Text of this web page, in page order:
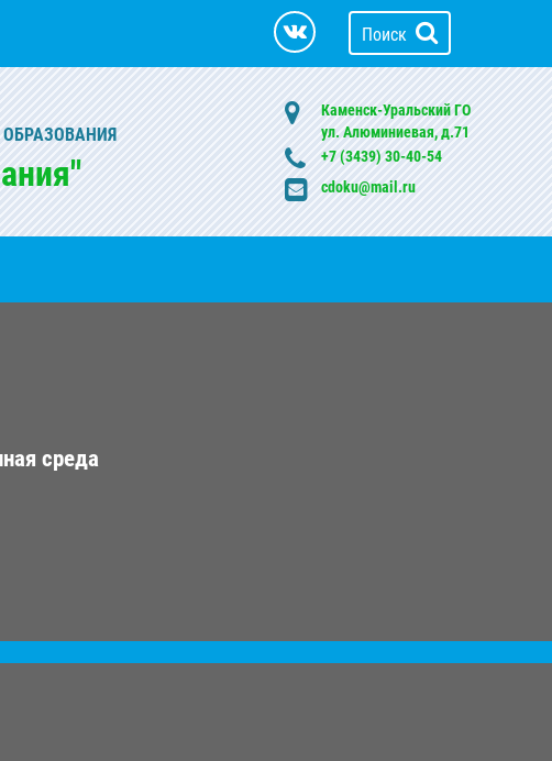
Поиск
Каменск-Уральский ГО
ул. Алюминиевая, д.71
+7 (3439) 30-40-54
cdoku@mail.ru
среда